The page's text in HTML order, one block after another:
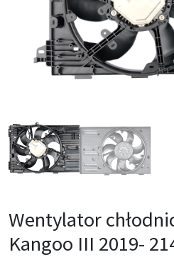
Wentylator
Kangoo III 2019-